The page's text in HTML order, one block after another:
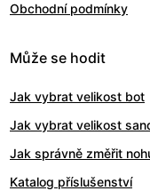
Obchodní podmínky
Může se hodit
Jak vybrat velikost bot
Jak vybrat velikost
Jak správně změřit
Katalog příslušenství